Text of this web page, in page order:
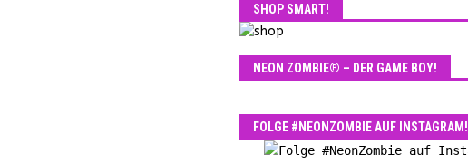
SHOP SMART!
NEON ZOMBIE® – DER GAME BOY!
FOLGE #NEONZOMBIE AUF INSTAGRAM!